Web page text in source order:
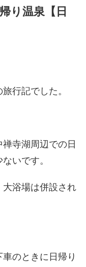
り温泉【日
行記でした。
寺湖周辺での日
いです。
浴場は併設され
のときに日帰り